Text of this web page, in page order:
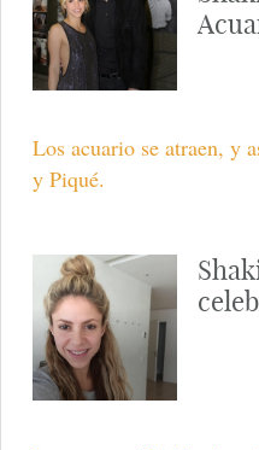
Los acuario se atraen, y
y Piqué.